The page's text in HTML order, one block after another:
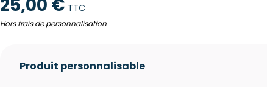
25,00 € TTC
Hors frais de personnalisation
Produit personnalisable